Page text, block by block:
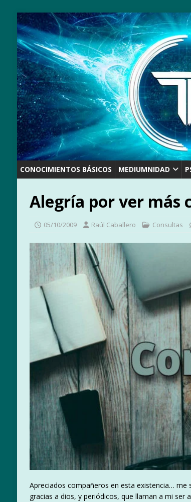
CONOCIMIENTOS BÁSICOS MEDIUMNIDAD
Alegría por ver más
05/10/2009 Raúl Caballero Consultas
Apreciados compañeros en esta existencia…
gracias a dios, y periódicos, que llaman a mi